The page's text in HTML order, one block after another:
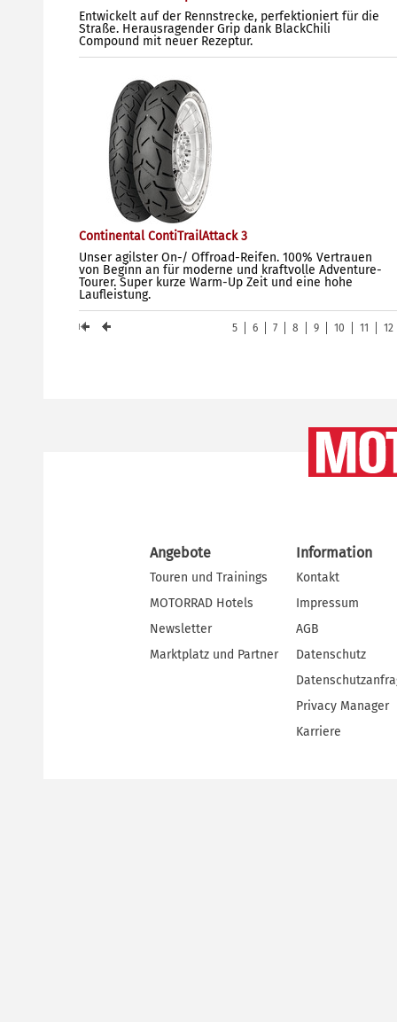
Entwickelt auf der Rennstrecke, perfektioniert für die
Straße. Herausragender Grip dank BlackChili
Compound mit neuer Rezeptur.
Continental ContiTrailAttack 3
Unser agilster On-/ Offroad-Reifen. 100% Vertrauen
von Beginn an für moderne und kraftvolle Adventure-
Tourer. Super kurze Warm-Up Zeit und eine hohe
Laufleistung.
5 6 7 8 9 10 11 12
Angebote
Touren und Trainings
MOTORRAD Hotels
Newsletter
Marktplatz und Partner
Information
Kontakt
Impressum
AGB
Datenschutz
Privacy Manager
Karriere